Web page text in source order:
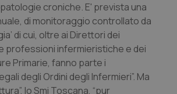
croniche. E' prevista una
di monitoraggio controllato da
di cui, oltre ai Direttori dei
professioni infermieristiche e dei
Primarie, fanno parte i
degli Ordini degli Infermieri”. Ma
lo Smi Toscana, “pur